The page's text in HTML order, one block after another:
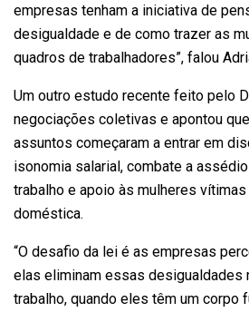
empresas tenham a iniciativa de
desigualdade e de como trazer as
quadros de trabalhadores”, falou
Um outro estudo recente feito pelo
negociações coletivas e apontou
assuntos começaram a entrar em
isonomia salarial, combate a
trabalho e apoio às mulheres
doméstica.
“O desafio da lei é as empresas
elas eliminam essas desigualdades
trabalho, quando eles têm um corpo